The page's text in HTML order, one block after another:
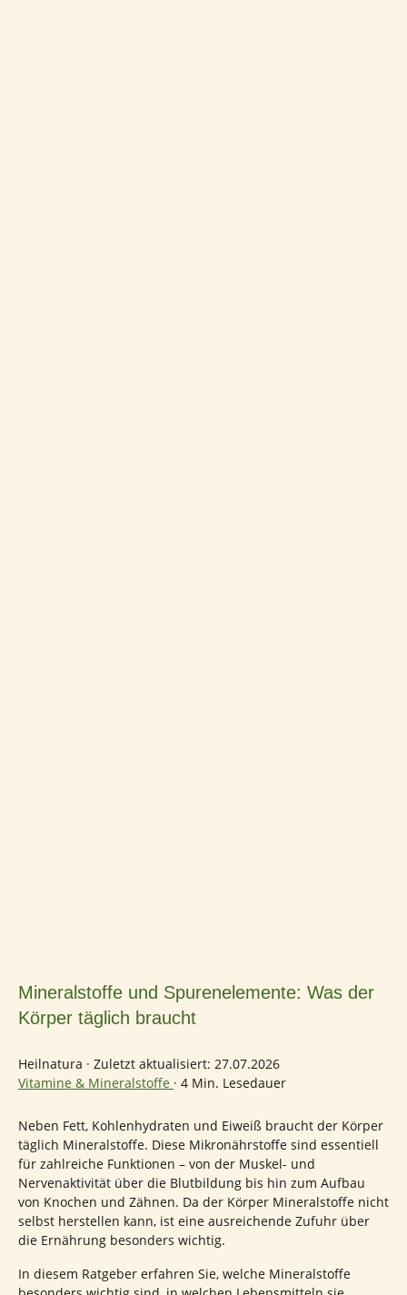
Mineralstoffe und Spurenelemente: Was der
Körper täglich braucht
Heilnatura · Zuletzt aktualisiert: 27.07.2026
Vitamine & Mineralstoffe · 4 Min. Lesedauer
Neben Fett, Kohlenhydraten und Eiweiß braucht der Körper
täglich Mineralstoffe. Diese Mikronährstoffe sind essentiell
für zahlreiche Funktionen – von der Muskel- und
Nervenaktivität über die Blutbildung bis hin zum Aufbau
von Knochen und Zähnen. Da der Körper Mineralstoffe nicht
selbst herstellen kann, ist eine ausreichende Zufuhr über
die Ernährung besonders wichtig.
In diesem Ratgeber erfahren Sie, welche Mineralstoffe